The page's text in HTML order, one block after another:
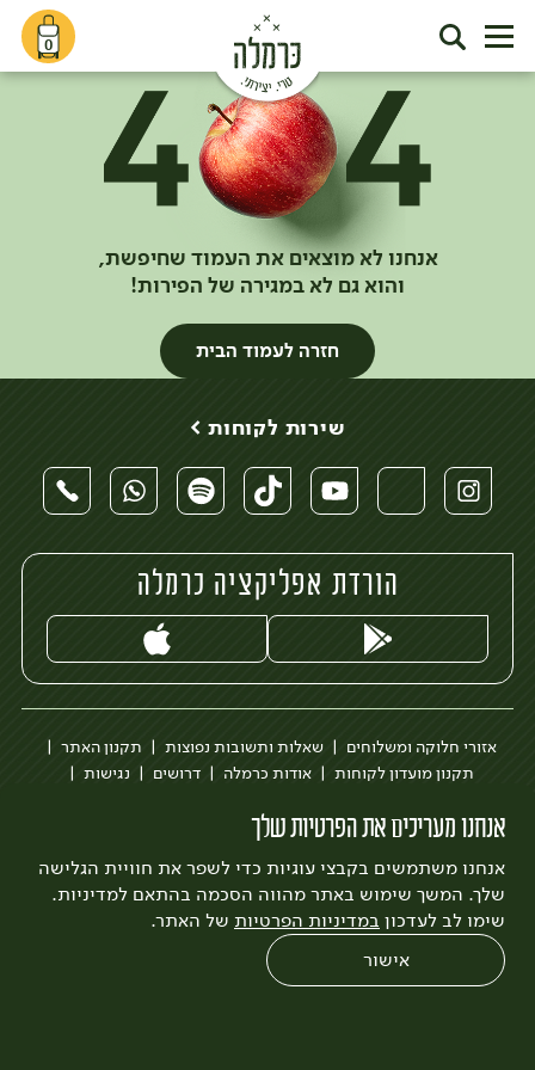
0
אנחנו לא מוצאים את העמוד שחיפשת,
והוא גם לא במגירה של הפירות!
חזרה לעמוד הבית
אנחנו מעריכים את הפרטיות שלך
אנחנו משתמשים בקבצי עוגיות כדי לשפר את חוויית הגלישה
שלך. המשך שימוש באתר מהווה הסכמה בהתאם למדיניות.
שימו לב לעדכון במדיניות הפרטיות של האתר.
אישור
שירות לקוחות >
הורדת אפליקציה כרמלה
אזורי חלוקה ומשלוחים שאלות ותשובות נפוצות
תקנון האתר
תקנון מועדון לקוחות
אודות כרמלה דרושים
נגישות
לצפייה בעדכון מדיניות פרטיות
עיצוב:3bears פיתוח:Quatro